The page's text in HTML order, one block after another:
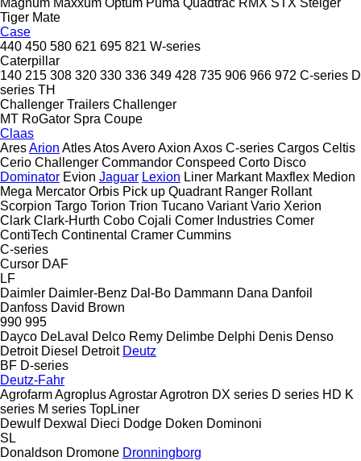
Tiger Mate
Case
440 450 580 621 695 821 W-series
Caterpillar
140 215 308 320 330 336 349 428 735 906 966 972 C-series D
series TH
Challenger Trailers Challenger
MT RoGator Spra Coupe
Claas
AresArion AtlesAtosAveroAxion Axos C-series Cargos Celtis
Cerio Challenger Commandor Conspeed Corto Disco
Dominator Evion Jaguar Lexion Liner Markant Maxflex Medion
Mega Mercator Orbis Pick up Quadrant Ranger Rollant
Scorpion Targo Torion Trion Tucano Variant Vario Xerion
Clark Clark-Hurth Cobo Cojali Comer Industries Comer
ContiTech Continental Cramer Cummins
C-series
Cursor DAF
LF
Daimler Daimler-Benz Dal-Bo Dammann Dana Danfoil
Danfoss David Brown
990 995
Dayco DeLaval Delco Remy Delimbe Delphi Denis Denso
Detroit Diesel Detroit Deutz
BF D-series
Deutz-Fahr
AgrofarmAgroplusAgrostarAgrotron DX series D series HD K
series M series TopLiner
Dewulf Dexwal Dieci Dodge Doken Dominoni
SL
Donaldson Dromone Dronningborg